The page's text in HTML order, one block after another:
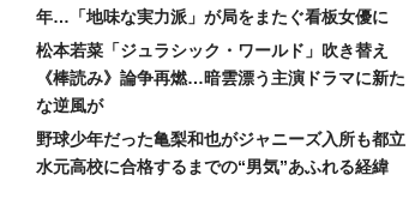
年…「地味な実力派」が局をまたぐ看板女優に
松本若菜「ジュラシック・ワールド」吹き替え
《棒読み》論争再燃…暗雲漂う主演ドラマに新た
な逆風が
野球少年だった亀梨和也がジャニーズ入所も都立
水元高校に合格するまでの“男気”あふれる経緯